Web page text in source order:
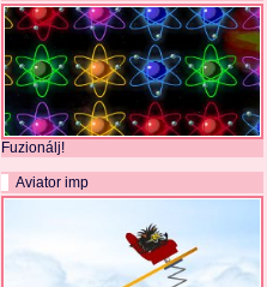
Fuzionálj!
Aviator imp